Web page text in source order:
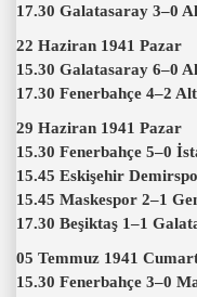
17.30 Galatasaray 3–0
22 Haziran 1941 Pazar
15.30 Galatasaray 6–0
17.30 Fenerbahçe 4–2
29 Haziran 1941 Pazar
15.30 Fenerbahçe 5–0
15.45 Eskişehir
15.45 Maskespor 2–1
17.30 Beşiktaş 1–1
05 Temmuz 1941
15.30 Fenerbahçe 3–0